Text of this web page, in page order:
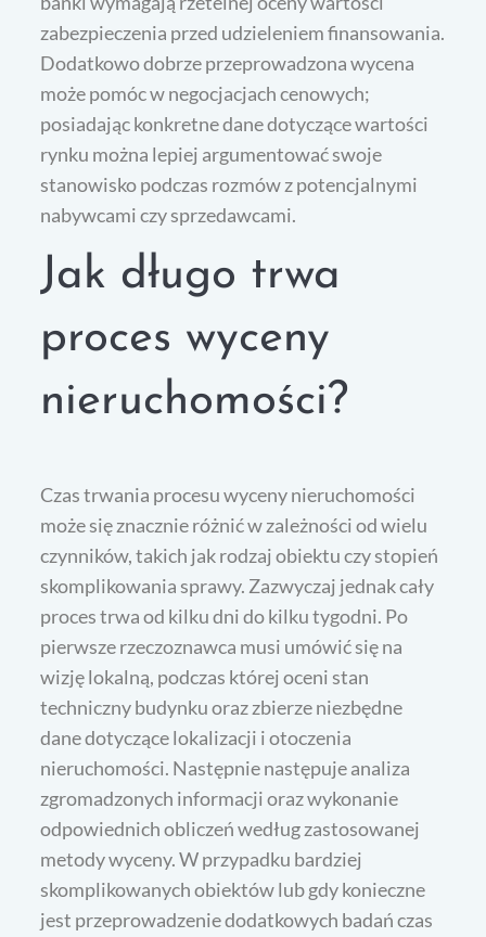
zabezpieczenia przed udzieleniem finansowania.
Dodatkowo dobrze przeprowadzona wycena
może pomóc w negocjacjach cenowych;
posiadając konkretne dane dotyczące wartości
rynku można lepiej argumentować swoje
stanowisko podczas rozmów z potencjalnymi
nabywcami czy sprzedawcami.
Jak długo trwa
proces wyceny
nieruchomości?
Czas trwania procesu wyceny nieruchomości
może się znacznie różnić w zależności od wielu
czynników, takich jak rodzaj obiektu czy stopień
skomplikowania sprawy. Zazwyczaj jednak cały
proces trwa od kilku dni do kilku tygodni. Po
pierwsze rzeczoznawca musi umówić się na
wizję lokalną, podczas której oceni stan
techniczny budynku oraz zbierze niezbędne
dane dotyczące lokalizacji i otoczenia
nieruchomości. Następnie następuje analiza
zgromadzonych informacji oraz wykonanie
odpowiednich obliczeń według zastosowanej
metody wyceny. W przypadku bardziej
skomplikowanych obiektów lub gdy konieczne
jest przeprowadzenie dodatkowych badań czas